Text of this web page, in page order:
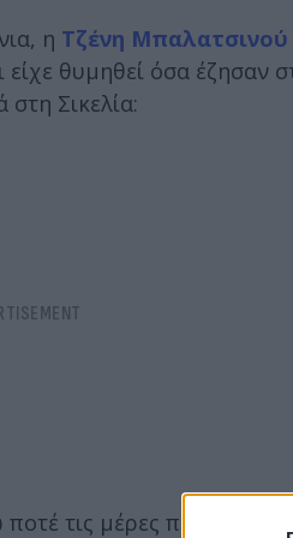
η Τζένη Μπαλατσινού
θυμηθεί όσα έζησαν
στη Σικελία:
τις μέρες που με